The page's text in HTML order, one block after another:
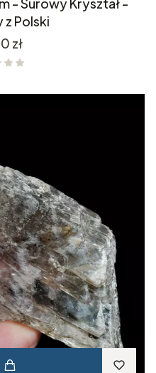
- Surowy Kryształ -
z Polski
zł